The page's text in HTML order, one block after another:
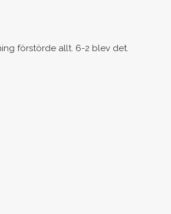
förstörde allt. 6-2 blev det.